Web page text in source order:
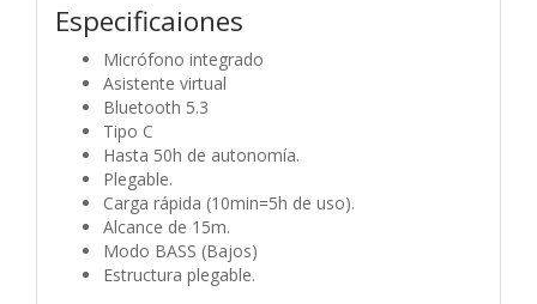
Especificaiones
Micrófono integrado
Asistente virtual
Bluetooth 5.3
Tipo C
Hasta 50h de autonomía.
Plegable.
Carga rápida (10min=5h de uso).
Alcance de 15m.
Modo BASS (Bajos)
Estructura plegable.